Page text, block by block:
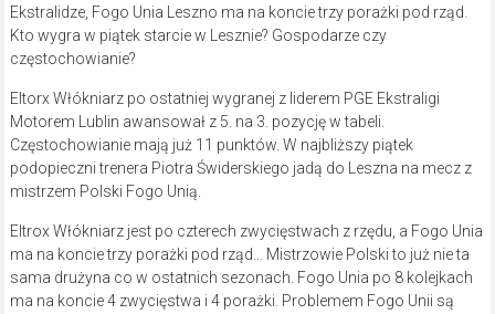
Ekstralidze, Fogo Unia Leszno ma na koncie trzy porażki pod rząd.
Kto wygra w piątek starcie w Lesznie? Gospodarze czy
częstochowianie?
Eltorx Włókniarz po ostatniej wygranej z liderem PGE Ekstraligi
Motorem Lublin awansował z 5. na 3. pozycję w tabeli.
Częstochowianie mają już 11 punktów. W najbliższy piątek
podopieczni trenera Piotra Świderskiego jadą do Leszna na mecz z
mistrzem Polski Fogo Unią.
Eltrox Włókniarz jest po czterech zwycięstwach z rzędu, a Fogo Unia
ma na koncie trzy porażki pod rząd… Mistrzowie Polski to już nie ta
sama drużyna co w ostatnich sezonach. Fogo Unia po 8 kolejkach
ma na koncie 4 zwycięstwa i 4 porażki. Problemem Fogo Unii są